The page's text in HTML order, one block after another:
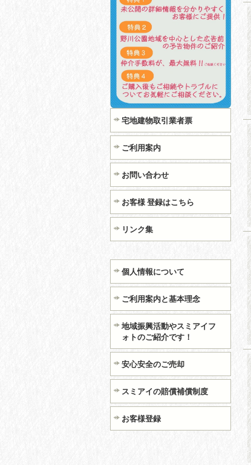
宅地建物取引業者票
ご利用案内
お問い合わせ
お客様 登録はこちら
リンク集
個人情報について
ご利用案内と基本理念
地域振興活動やスミアイフ
ォトのご紹介です！
安心安全のご売却
スミアイの賠償補償制度
お客様登録